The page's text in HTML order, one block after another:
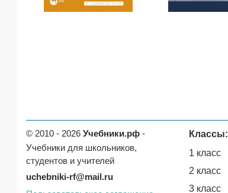
© 2010 - 2026 Учебники.рф -
Учебники для школьников,
студентов и учителей
uchebniki-rf@mail.ru
Классы:
1 класс
2 класс
3 класс